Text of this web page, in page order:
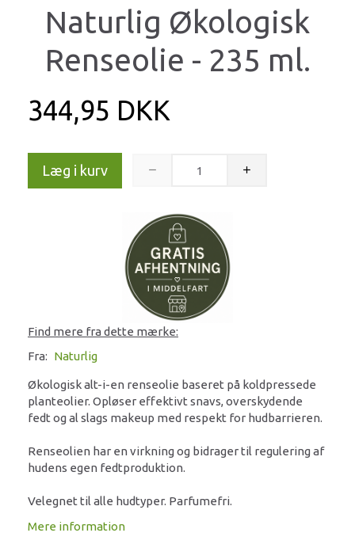
Naturlig Økologisk
Renseolie - 235 ml.
344,95 DKK
Læg i kurv
Find mere fra dette mærke:
Fra: Naturlig
Økologisk alt-i-en renseolie baseret på koldpressede
planteolier. Opløser effektivt snavs, overskydende
fedt og al slags makeup med respekt for hudbarrieren.
Renseolien har en virkning og bidrager til regulering af
hudens egen fedtproduktion.
Velegnet til alle hudtyper. Parfumefri.
Mere information